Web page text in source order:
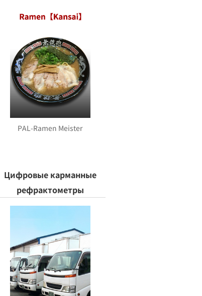
PAL-Ramen Meister
Цифровые карманные
рефрактометры